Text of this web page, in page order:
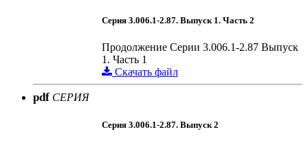
Серия 3.006.1-2.87. Выпуск 1. Часть 2
Продолжение Серии 3.006.1-2.87 Выпуск
1. Часть 1
Скачать файл
pdf СЕРИЯ
Серия 3.006.1-2.87. Выпуск 2